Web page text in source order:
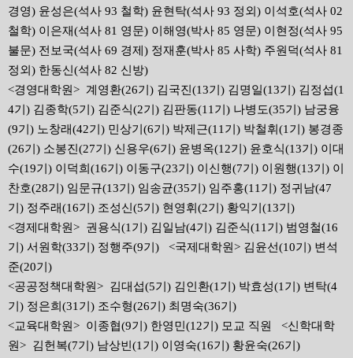
경영) 윤성은(석사 93 철학) 윤현탁(석사 93 정외) 이석호(석사 02
철학) 이은재(석사 81 영문) 이해영(박사 85 영문) 이현정(석사 95
불문) 전보국(석사 69 경제) 정재훈(박사 85 사학) 주원덕(석사 81
정외) 한동신(석사 82 신방)
<경영대학원> 계영환(26기) 김국진(13기) 김명일(13기) 김정섭(1
4기) 김종학(5기) 김준식(2기) 김판동(11기) 나병도(35기) 남궁융
(9기) 노창래(42기) 민상기(6기) 박제근(11기) 박철휘(1기) 봉경종
(26기) 소봉진(27기) 신용우(6기) 윤병옥(12기) 윤호식(13기) 이대
수(19기) 이덕희(16기) 이동구(23기) 이신행(7기) 이원행(13기) 이
찬호(28기) 임문규(13기) 임송균(35기) 임주홍(11기) 정귀남(47
기) 정주래(16기) 조성신(5기) 현영휘(2기) 황익기(13기)
<경제대학원> 권용식(1기) 김일남(4기) 김준식(11기) 범영철(16
기) 서원학(33기) 정행주(9기) <국제대학원> 김윤선(10기) 변석
준(20기)
<공공정책대학원> 김대섭(5기) 김인환(1기) 박효성(1기) 변탁(4
기) 정은희(31기) 조수형(26기) 최명숙(36기)
<교육대학원> 이종협(9기) 한영민(12기) 모교 직원 <신학대학
원> 김헌복(7기) 남상빈(1기) 이영숙(16기) 황윤숙(26기)